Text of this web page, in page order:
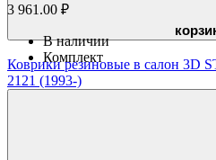
Коврики резиновые в салон 3D
2121 (1993-)
3 961.00 ₽
В наличии
Комплект